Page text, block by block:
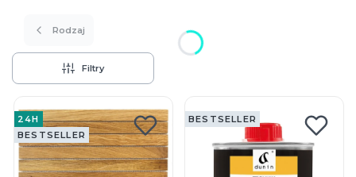
Rodzaj
Filtry
Lista produktów
24H
BESTSELLER
BESTSELLER